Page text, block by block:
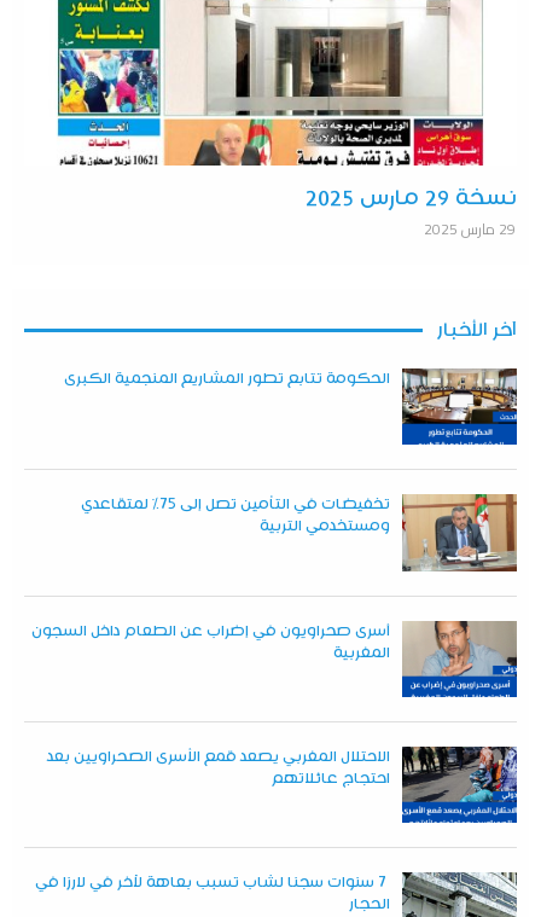
نسخة 29 مارس 2025
29 مارس 2025
آخر الأخبار
الحكومة تتابع تطور المشاريع المنجمية الكبرى
تخفيضات في التأمين تصل إلى 75% لمتقاعدي
ومستخدمي التربية
أسرى صحراويون في إضراب عن الطعام داخل السجون
المغربية
الاحتلال المغربي يصعد قمع الأسرى الصحراويين بعد
احتجاج عائلاتهم
7 سنوات سجنا لشاب تسبب بعاهة لآخر في لارزا في
الحجار